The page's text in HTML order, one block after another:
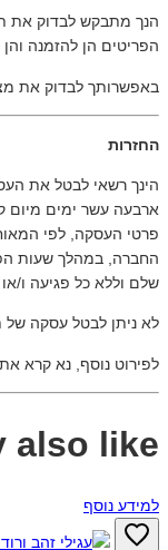
הנך מתבקש לבדוק את
הפריטים הן להזמנה
באפשרותך לבדוק את
החזרות
הינך רשאי לבטל את
ארבעה עשר ימים מיום
פרטי העסקה, לפי
החברה, במהלך שעות
שלם וללא כל פגיעה ו/
לא ניתן לבטל עסקה של
לפירוט נוסף, נא קרא
also like
למידע נוסף